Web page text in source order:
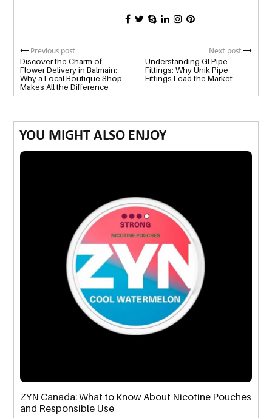
Previous post
Discover the Charm of
Flower Delivery in Balmain:
Why a Local Boutique Shop
Makes All the Difference
Next post
Understanding GI Pipe
Fittings: Why Unik Pipe
Fittings Lead the Market
YOU MIGHT ALSO ENJOY
ZYN Canada: What to Know About Nicotine Pouches
and Responsible Use